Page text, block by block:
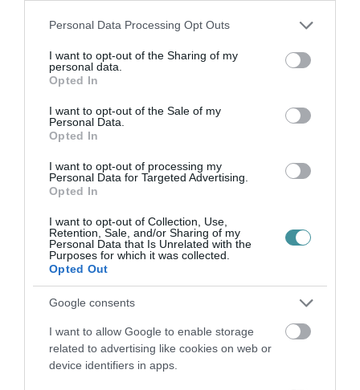
Please note that this website/app uses one or more Google
not limited to your visit or usage behaviour. You may click to
grant or deny consent to Google and its third-party tags to
use your data for below specified purposes in below Google
consent section.
Personal Data Processing Opt Outs
I want to opt-out of the Sharing of my
personal data.
Opted In
I want to opt-out of the Sale of my
Personal Data.
Opted In
I want to opt-out of processing my
Personal Data for Targeted Advertising.
Opted In
I want to opt-out of Collection, Use,
Retention, Sale, and/or Sharing of my
Personal Data that Is Unrelated with the
Purposes for which it was collected.
Opted Out
Google consents
I want to allow Google to enable storage
related to advertising like cookies on web or
device identifiers in apps.
35 PERCES TANÓRÁK ÉS KEVESEBB HÁZI
2026. augusztus 08| Mindenki ügye
2026. augusztus 08 Mindenki ügye
ÚJ MAGYAR KÜLÜGYI STRATÉGIA KÉSZÜL,
2026. augusztus 08|Mindenki ügye